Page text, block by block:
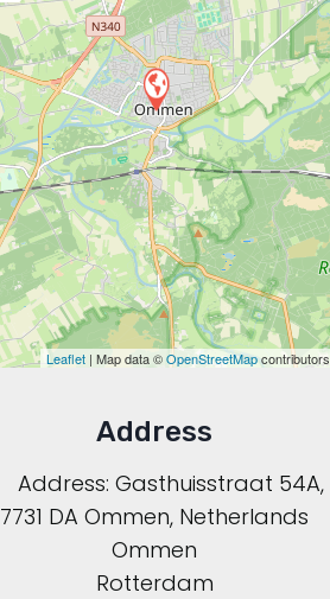
Leaflet| Map data ©OpenStreetMapcontributors
Address
Address: Gasthuisstraat 54A,
7731 DA Ommen, Netherlands
Ommen
Rotterdam